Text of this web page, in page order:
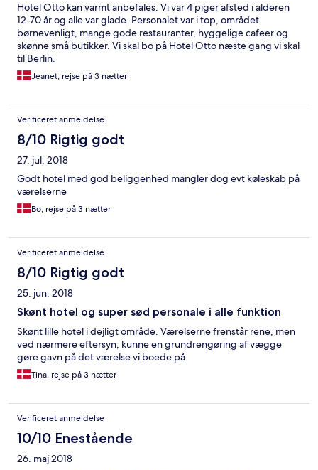
Hotel Otto kan varmt anbefales. Vi var 4 piger afsted i alderen
12-70 år og alle var glade. Personalet var i top, området
børnevenligt, mange gode restauranter, hyggelige cafeer og
skønne små butikker. Vi skal bo på Hotel Otto næste gang vi skal
til Berlin.
Jeanet, rejse på 3 nætter
Verificeret anmeldelse
8/10 Rigtig godt
27. jul. 2018
Godt hotel med god beliggenhed mangler dog evt køleskab på
værelserne
Bo, rejse på 3 nætter
Verificeret anmeldelse
8/10 Rigtig godt
25. jun. 2018
Skønt hotel og super sød personale i alle funktion
Skønt lille hotel i dejligt område. Værelserne frenstår rene, men
ved nærmere eftersyn, kunne en grundrengøring af vægge
gøre gavn på det værelse vi boede på
Tina, rejse på 3 nætter
Verificeret anmeldelse
10/10 Enestående
26. maj 2018